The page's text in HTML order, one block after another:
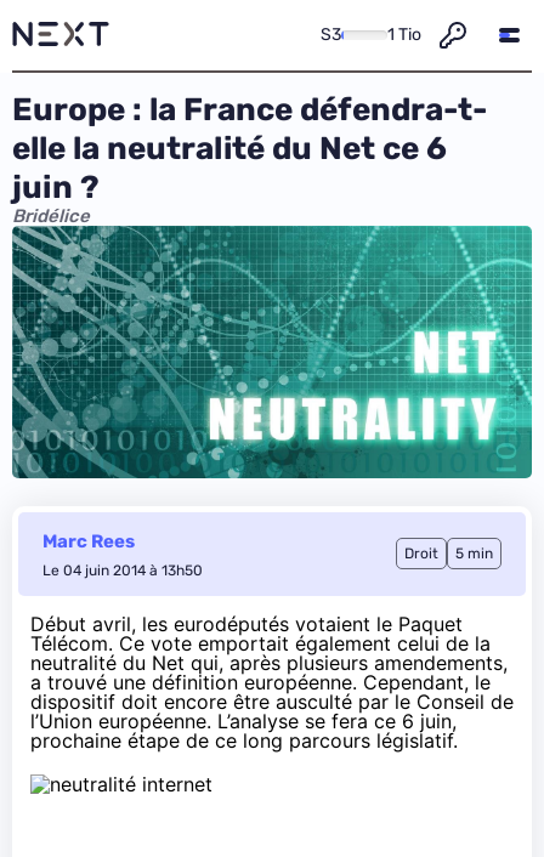
S3 1 Tio
Europe : la France défendra-t-
elle la neutralité du Net ce 6
juin ?
Bridélice
Marc Rees
Le 04 juin 2014 à 13h50
Droit 5 min
Début avril, les eurodéputés votaient le Paquet
Télécom. Ce vote emportait également celui de la
neutralité du Net qui, après plusieurs amendements,
a trouvé une définition européenne. Cependant, le
dispositif doit encore être ausculté par le Conseil de
l’Union européenne. L’analyse se fera ce 6 juin,
prochaine étape de ce long parcours législatif.